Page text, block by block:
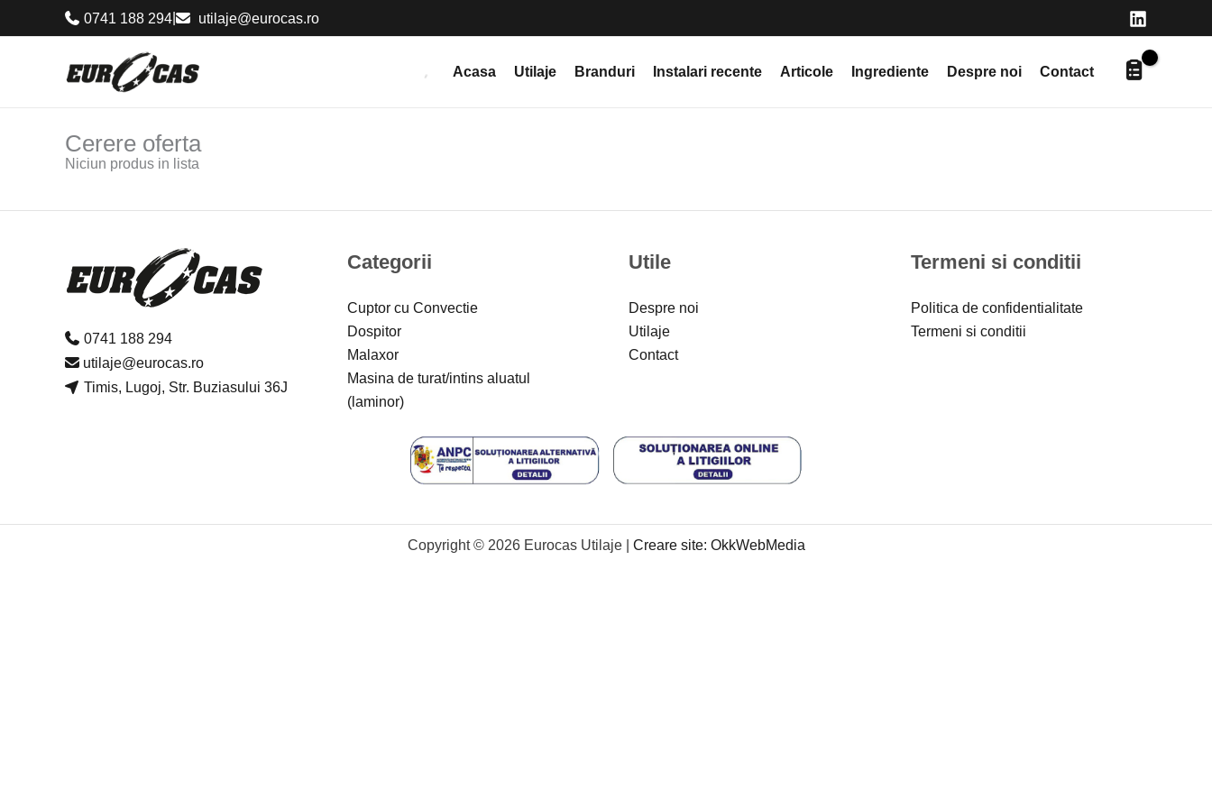
to
0741 188 294 utilaje@eurocas.ro
Acasa Utilaje Branduri Instalari recente Articole Ingrediente Despre noi Contact
Cerere oferta
Niciun produs in lista
0741 188 294
utilaje@eurocas.ro
Timis, Lugoj, Str. Buziasului 36J
Categorii
Cuptor cu Convectie
Dospitor
Malaxor
Masina de turat/intins aluatul
(laminor)
Utile
Despre noi
Utilaje
Contact
Termeni si conditii
Politica de confidentialitate
Termeni si conditii
Copyright © 2026 Eurocas Utilaje | Creare site: OkkWebMedia